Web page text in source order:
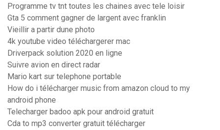
Programme tv tnt toutes les chaines avec tele loisir
Gta 5 comment gagner de largent avec franklin
Vieillir a partir dune photo
4k youtube video téléchargerer mac
Driverpack solution 2020 en ligne
Suivre avion en direct radar
Mario kart sur telephone portable
How do i télécharger music from amazon cloud to my
android phone
Telecharger badoo apk pour android gratuit
Cda to mp3 converter gratuit télécharger